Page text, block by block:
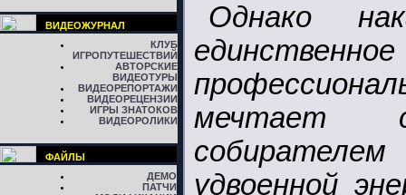
ВИДЕОЖУРНАЛ
КЛУБ
ИГРОПУТЕШЕСТВИЙ
АВТОРСКИЕ
ВИДЕОТУРЫ
ВИДЕОРЕПОРТАЖИ
ВИДЕОРЕЦЕНЗИИ
ИГРЫ ЗНАТОКОВ
ВИДЕОРОЛИКИ
ФАЙЛЫ
ДЕМО
ПАТЧИ
Однако
мечтает
удвоенной